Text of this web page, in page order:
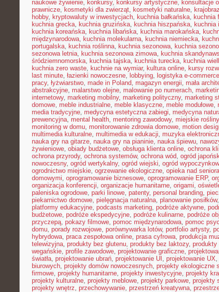
naukowe żywienie, konkursy, konkursy artystyczne, konsultacje
prawnicze, kosmetyki dla zwierząt, kosmetyki naturalne,
hobby, kryptowaluty w inwestycjach, kuchnia bałkańska, kuchnia
kuchnia grecka, kuchnia gruzińska, kuchnia hiszpańska, kuchnia
kuchnia koreańska, kuchnia libańska, kuchnia marokańska,
międzynarodowa, kuchnia molekularna, kuchnia niemiecka,
portugalska, kuchnia roślinna, kuchnia sezonowa, kuchnia
sezonowa letnia, kuchnia sezonowa zimowa, kuchnia
śródziemnomorska, kuchnia tajska, kuchnia turecka, kuchnia
kuchnia zero waste, kuchnie na wymiar, kultura online, kursy
last minute, łazienki nowoczesne, lobbying, logistyka e-commerce
pracy, łyżwiarstwo, made in Poland, magazyn energii, mała
abstrakcyjne, malarstwo olejne, malowanie po numerach,
internetowy, marketing mobilny, marketing polityczny, marketing
domowe, meble industrialne, meble klasyczne, meble modułowe,
media tradycyjne, medycyna estetyczna zabiegi, medycyna
prewencyjna, mental health, mentoring zawodowy, miejskie rośliny
monitoring w domu, monitorowanie zdrowia domowe, motion
multimedia kulturalne, multimedia w edukacji, muzyka
nauka gry na gitarze, nauka gry na pianinie, nauka śpiewu,
żywieniowe, obiady budżetowe, obsługa klienta online, ochrona
ochrona przyrody, ochrona systemów, ochrona wód, ogród
nowoczesny, ogród wertykalny, ogród wiejski, ogród
ogrodnictwo miejskie, ogrzewanie ekologiczne, opieka nad
domowymi, oprogramowanie biznesowe, oprogramowanie ERP,
organizacja konferencji, organizacje humanitarne, origami,
paleniska ogrodowe, parki linowe, patenty, personal branding,
piekarnictwo domowe, pielęgnacja naturalna, planowanie posiłków
platformy edukacyjne, podcasts marketing, podróże aktywne,
budżetowe, podróże ekspedycyjne, podróże kulinarne, podróże
przyczepą, pokazy filmowe, pomoc międzynarodowa, pomoc
domu, porady rozwojowe, porównywarka lotów, portfolio artysty,
hybrydowa, praca zespołowa online, prasa cyfrowa, produkcja
telewizyjna, produkty bez glutenu, produkty bez laktozy, produkty
wegańskie, profile zawodowe, projektowanie graficzne,
światła, projektowanie ubrań, projektowanie UI , projektowanie UX,
biurowych, projekty domów nowoczesnych, projekty ekologiczne
firmowe, projekty humanitarne, projekty inwestycyjne, projekty
projekty kulturalne, projekty meblowe, projekty parkowe, projekty
projekty wnętrz, przechowywanie, przestrzeń kreatywna,